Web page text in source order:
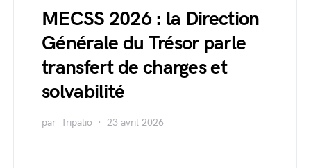
MECSS 2026 : la Direction
Générale du Trésor parle
transfert de charges et
solvabilité
par Tripalio 23 avril 2026